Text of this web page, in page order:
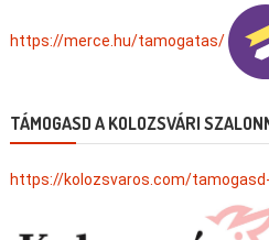
https://merce.hu/tamogatas/
TÁMOGASD A KOLOZSVÁRI
https://kolozsvaros.com/